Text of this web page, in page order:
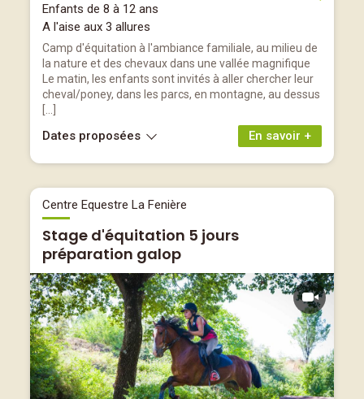
Enfants de 8 à 12 ans
A l'aise aux 3 allures
Camp d'équitation à l'ambiance familiale, au milieu de
la nature et des chevaux dans une vallée magnifique
Le matin, les enfants sont invités à aller chercher leur
cheval/poney, dans les parcs, en montagne, au dessus
En savoir +
Dates proposées
Centre Equestre La Fenière
Stage d'équitation 5 jours
préparation galop